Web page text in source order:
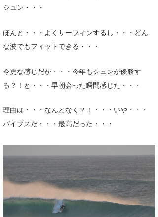
シュン・・・
ほんと・・・よくサーフィンするし・・・どん
な波でもフィットできる・・・
今更な感じだが・・・今年もシュンが優勝す
る？！と・・・早朝会った瞬間感じた・・・
理由は・・・なんとなく？！・・・いや・・・
バイブスだ・・・最高だった・・・